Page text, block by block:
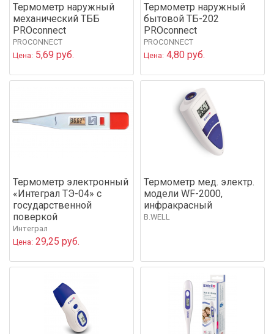
Термометр наружный
механический ТББ
PROconnect
PROCONNECT
Цена: 5,69 руб.
Термометр наружный
бытовой ТБ-202
PROconnect
PROCONNECT
Цена: 4,80 руб.
Термометр электронный
«Интеграл ТЭ-04» с
государственной
поверкой
Интеграл
Цена: 29,25 руб.
Термометр мед. электр.
модели WF-2000,
инфракрасный
B.WELL